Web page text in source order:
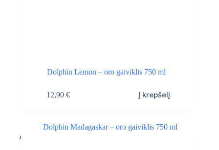
Dolphin Lemon – oro gaiviklis 750 ml
12,90 € Į krepšelį